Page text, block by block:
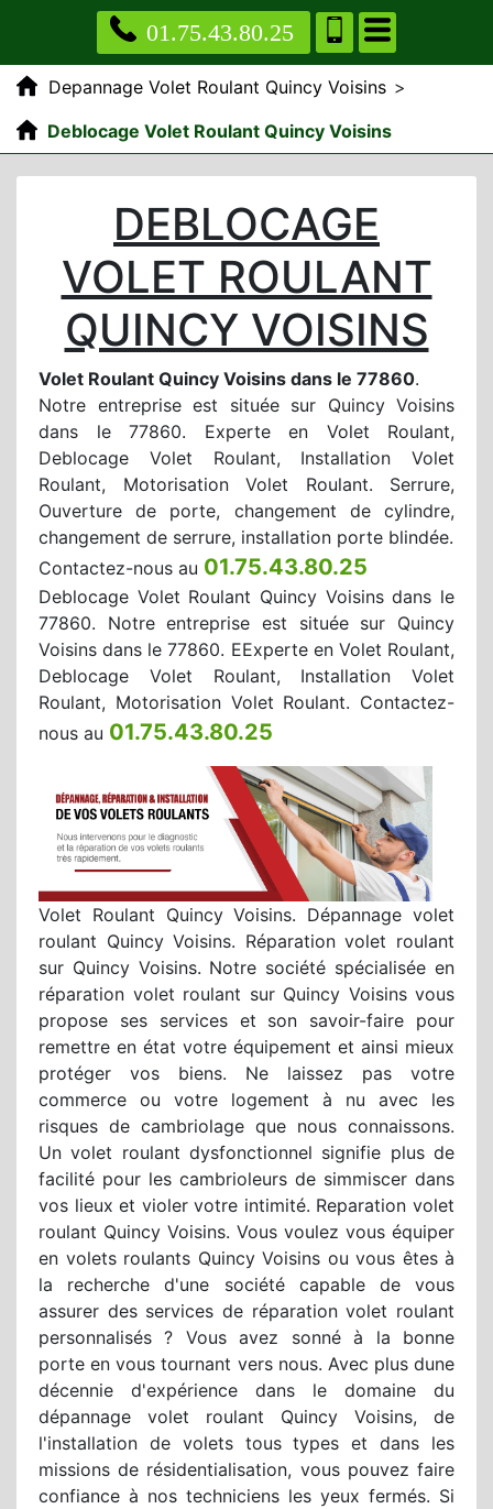
01.75.43.80.25
Depannage Volet Roulant Quincy Voisins >
Deblocage Volet Roulant Quincy Voisins
DEBLOCAGE
VOLET ROULANT
QUINCY VOISINS
Volet Roulant Quincy Voisins dans le 77860.
Notre entreprise est située sur Quincy Voisins
dans le 77860. Experte en Volet Roulant,
Deblocage Volet Roulant, Installation Volet
Roulant, Motorisation Volet Roulant. Serrure,
Ouverture de porte, changement de cylindre,
changement de serrure, installation porte blindée.
Contactez-nous au 01.75.43.80.25
Deblocage Volet Roulant Quincy Voisins dans le
77860. Notre entreprise est située sur Quincy
Voisins dans le 77860. EExperte en Volet Roulant,
Deblocage Volet Roulant, Installation Volet
Roulant, Motorisation Volet Roulant. Contactez-
nous au 01.75.43.80.25
Volet Roulant Quincy Voisins. Dépannage volet
roulant Quincy Voisins. Réparation volet roulant
sur Quincy Voisins. Notre société spécialisée en
réparation volet roulant sur Quincy Voisins vous
propose ses services et son savoir-faire pour
remettre en état votre équipement et ainsi mieux
protéger vos biens. Ne laissez pas votre
commerce ou votre logement à nu avec les
risques de cambriolage que nous connaissons.
Un volet roulant dysfonctionnel signifie plus de
facilité pour les cambrioleurs de simmiscer dans
vos lieux et violer votre intimité. Reparation volet
roulant Quincy Voisins. Vous voulez vous équiper
en volets roulants Quincy Voisins ou vous êtes à
la recherche d'une société capable de vous
assurer des services de réparation volet roulant
personnalisés ? Vous avez sonné à la bonne
porte en vous tournant vers nous. Avec plus dune
décennie d'expérience dans le domaine du
dépannage volet roulant Quincy Voisins, de
l'installation de volets tous types et dans les
missions de résidentialisation, vous pouvez faire
confiance à nos techniciens les yeux fermés. Si